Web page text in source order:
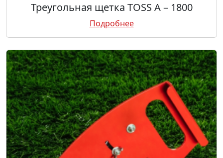
Треугольная щетка TOSS А – 1800
Подробнее